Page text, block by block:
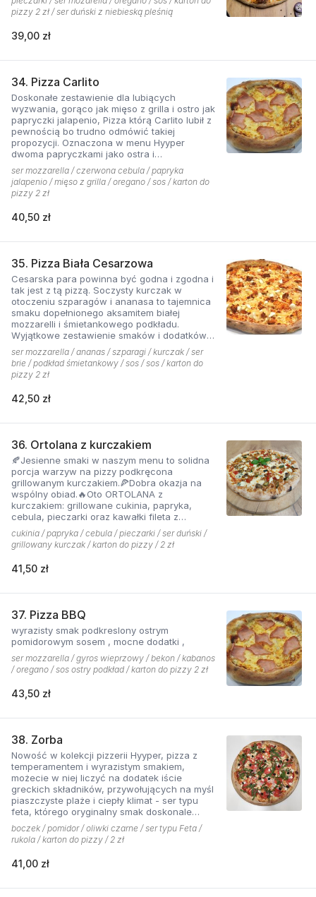
pizzy 2 zł / ser duński z niebieską pleśnią
39,00 zł
34. Pizza Carlito
Doskonałe zestawienie dla lubiących
wyzwania, gorąco jak mięso z grilla i ostro jak
papryczki jalapenio, Pizza którą Carlito lubił z
pewnością bo trudno odmówić takiej
propozycji. Oznaczona w menu Hyyper
dwoma papryczkami jako ostra i
niebezpieczna.
ser mozzarella / czerwona cebula / papryka
jalapenio / mięso z grilla / oregano / sos / karton do
pizzy 2 zł
40,50 zł
35. Pizza Biała Cesarzowa
Cesarska para powinna być godna i zgodna i
tak jest z tą pizzą. Soczysty kurczak w
otoczeniu szparagów i ananasa to tajemnica
smaku dopełnionego aksamitem białej
mozzarelli i śmietankowego podkładu.
Wyjątkowe zestawienie smaków i dodatków
które tworzą jedną z najchętniej zamawianych
pizzy z menu pizzerii Hyyper
ser mozzarella / ananas / szparagi / kurczak / ser
brie / podkład śmietankowy / sos / sos / karton do
pizzy 2 zł
42,50 zł
36. Ortolana z kurczakiem
🍂Jesienne smaki w naszym menu to solidna
porcja warzyw na pizzy podkręcona
grillowanym kurczakiem.🍕Dobra okazja na
wspólny obiad.🔥Oto ORTOLANA z
kurczakiem: grillowane cukinia, papryka,
cebula, pieczarki oraz kawałki fileta z
dodatkiem sera z niebieską pleśnią.
cukinia / papryka / cebula / pieczarki / ser duński /
grillowany kurczak / karton do pizzy / 2 zł
41,50 zł
37. Pizza BBQ
wyrazisty smak podkreslony ostrym
pomidorowym sosem , mocne dodatki ,
ser mozzarella / gyros wieprzowy / bekon / kabanos
/ oregano / sos ostry podkład / karton do pizzy 2 zł
43,50 zł
38. Zorba
Nowość w kolekcji pizzerii Hyyper, pizza z
temperamentem i wyrazistym smakiem,
możecie w niej liczyć na dodatek iście
greckich składników, przywołujących na myśl
piaszczyste plaże i ciepły klimat - ser typu
feta, którego oryginalny smak doskonale
współgra z przypieczoną czerwoną cebulką,
a także oliwki czarne, które nadają pizzy
wyjątkowo greckiego charakteru, wszystko to
grillowanego boczku. Jest to pizza dla
boją się poznawać nowych połączeń.
boczek / pomidor / oliwki czarne / ser typu Feta /
rukola / karton do pizzy / 2 zł
41,00 zł